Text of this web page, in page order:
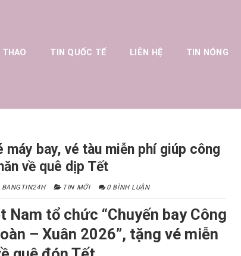
THAO TIN QUỐC TẾ LIÊN HỆ TIN NÓNG
bay, vé tàu miễn phí giúp công
về quê dịp Tết
BANGTIN24H TIN MỚI 0 BÌNH LUẬN
tổ chức “Chuyến bay Công
– Xuân 2026”, tặng vé miễn